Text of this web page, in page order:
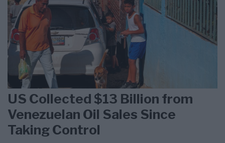
US Collected $13 Billion from
Venezuelan Oil Sales Since
Taking Control